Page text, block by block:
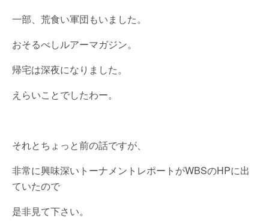
一部、荒食い軍団もいました。
おそるべしルアーマガジン。
帰宅は深夜になりました。
えらいことでしたわー。
それとちょっと前の話ですが、
非常に興味深いトーナメントレポートがWBSのHPに出
ていたので
是非見て下さい。